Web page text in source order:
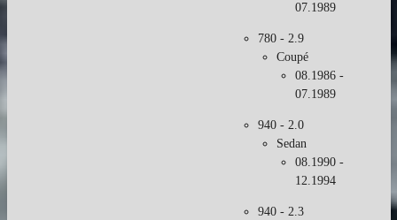
07.1989
780 - 2.9
Coupé
08.1986 -
07.1989
940 - 2.0
Sedan
08.1990 -
12.1994
940 - 2.3